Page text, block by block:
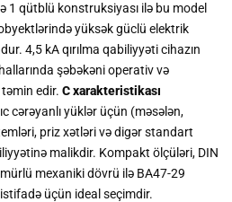
1 qütblü konstruksiyası ilə bu model
yüksək güclü elektrik
4,5 kA qırılma qabiliyyəti cihazın
şəbəkəni operativ və
təmin edir. C xarakteristikası
cərəyanlı yüklər üçün (məsələn,
priz xətləri və digər standart
malikdir. Kompakt ölçüləri, DIN
mexaniki dövrü ilə BA47-29
üçün ideal seçimdir.